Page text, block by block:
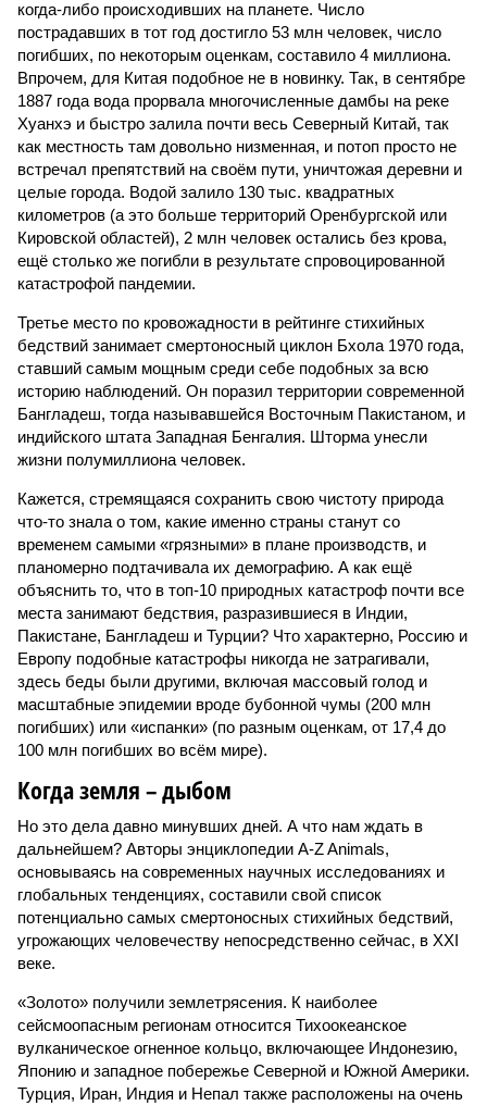
когда-либо происходивших на планете. Число
пострадавших в тот год достигло 53 млн человек, число
погибших, по некоторым оценкам, составило 4 миллиона.
Впрочем, для Китая подобное не в новинку. Так, в сентябре
1887 года вода прорвала многочисленные дамбы на реке
Хуанхэ и быстро залила почти весь Северный Китай, так
как местность там довольно низменная, и потоп просто не
встречал препятствий на своём пути, уничтожая деревни и
целые города. Водой залило 130 тыс. квадратных
километров (а это больше территорий Оренбургской или
Кировской областей), 2 млн человек остались без крова,
ещё столько же погибли в результате спровоцированной
катастрофой пандемии.
Третье место по кровожадности в рейтинге стихийных
бедствий занимает смертоносный циклон Бхола 1970 года,
ставший самым мощным среди себе подобных за всю
историю наблюдений. Он поразил территории современной
Бангладеш, тогда называвшейся Восточным Пакистаном, и
индийского штата Западная Бенгалия. Шторма унесли
жизни полумиллиона человек.
Кажется, стремящаяся сохранить свою чистоту природа
что-то знала о том, какие именно страны станут со
временем самыми «грязными» в плане производств, и
планомерно подтачивала их демографию. А как ещё
объяснить то, что в топ-10 природных катастроф почти все
места занимают бедствия, разразившиеся в Индии,
Пакистане, Бангладеш и Турции? Что характерно, Россию и
Европу подобные катастрофы никогда не затрагивали,
здесь беды были другими, включая массовый голод и
масштабные эпидемии вроде бубонной чумы (200 млн
погибших) или «испанки» (по разным оценкам, от 17,4 до
100 млн погибших во всём мире).
Когда земля – дыбом
Но это дела давно минувших дней. А что нам ждать в
дальнейшем? Авторы энциклопедии A-Z Animals,
основываясь на современных научных исследованиях и
глобальных тенденциях, составили свой список
потенциально самых смертоносных стихийных бедствий,
угрожающих человечеству непосредственно сейчас, в XXI
веке.
«Золото» получили землетрясения. К наиболее
сейсмоопасным регионам относится Тихоокеанское
вулканическое огненное кольцо, включающее Индонезию,
Японию и западное побережье Северной и Южной Америки.
Турция, Иран, Индия и Непал также расположены на очень